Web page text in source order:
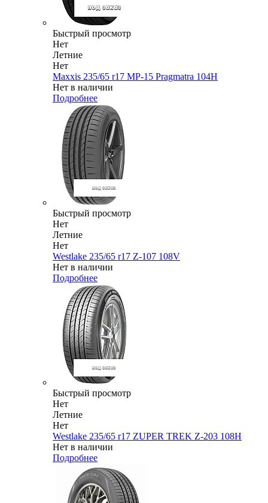
Быстрый просмотр
Нет
Летние
Нет
Maxxis 235/65 r17 MP-15 Pragmatra 104H
Нет в наличии
Подробнее
Быстрый просмотр
Нет
Летние
Нет
Westlake 235/65 r17 Z-107 108V
Нет в наличии
Подробнее
Быстрый просмотр
Нет
Летние
Нет
Westlake 235/65 r17 ZUPER TREK Z-203 108H
Нет в наличии
Подробнее